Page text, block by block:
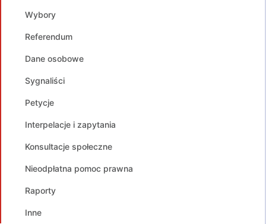
Wybory
Referendum
Dane osobowe
Sygnaliści
Petycje
Interpelacje i zapytania
Konsultacje społeczne
Nieodpłatna pomoc prawna
Raporty
Inne